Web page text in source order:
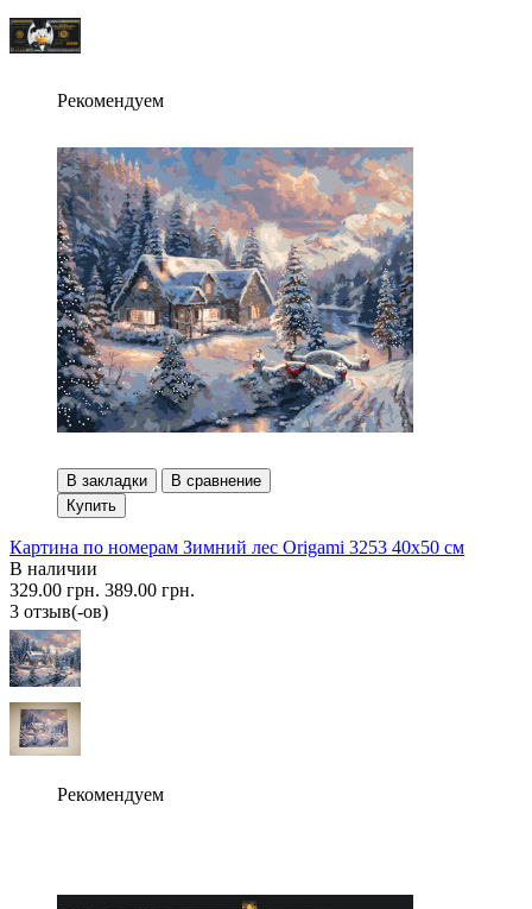
Рекомендуем
В закладки
В сравнение
Купить
Картина по номерам Зимний лес Origami 3253 40x50 см
В наличии
329.00 грн. 389.00 грн.
3 отзыв(-ов)
Рекомендуем